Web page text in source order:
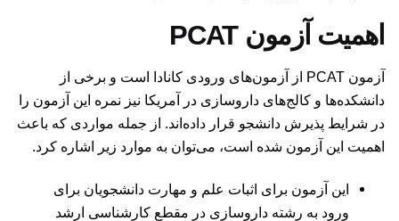
اهمیت آزمون PCAT
آزمون PCAT از آزمون‌های ورودی کانادا است و برخی از
دانشکده‌ها و کالج‌های داروسازی در آمریکا نیز نمره این آزمون را
در شرایط پذیرش دانشجو قرار داده‌اند. از جمله مواردی که باعث
اهمیت این آزمون شده است، می‌توان به موارد زیر اشاره کرد.
این آزمون برای اثبات علم و مهارت دانشجویان برای
ورود به رشته داروسازی در مقطع کارشناسی ارشد